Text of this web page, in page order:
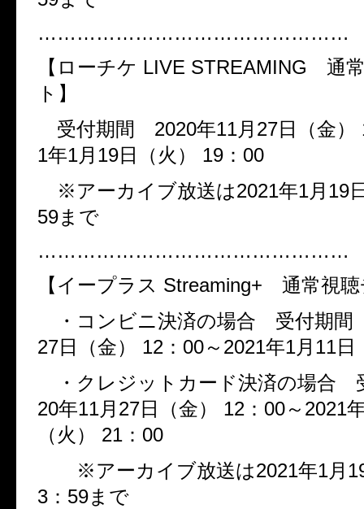
【ローチケ LIVE STREAMING 通
ト】
受付期間 2020年11月 27日（金）
1年1月 19日（火） 19 ： 00
※アーカイブ放送は2021年1月 19
59まで
…………………………………………
【イープラス Streaming+ 通常視聴
・コンビニ決済の場合 受付期
27日（金） 12 ： 00～ 2021年1月 11日
・クレジットカード決済の場
20年11月 27日（金） 12 ： 00～ 2021
（火）
21 ： 00
※アーカイブ放送は2021年1月
3 ： 59まで